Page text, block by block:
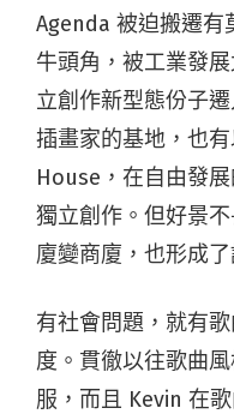
Agenda 被迫搬遷有
牛頭角，被工業發
立創作新型態份子
插畫家的基地，也
House ，在自由發
獨立創作。但好景
廈變商廈，也形成
有社會問題，就有
度。貫徹以往歌曲
服，而且 Kevin 在